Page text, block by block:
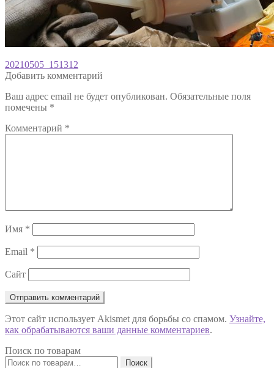
Навигация
по
записям
Предыдущая
запись:
20210505_151312
Добавить комментарий
Ваш адрес email не будет опубликован. Обязательные поля
помечены *
Комментарий *
Имя *
Email *
Сайт
Этот сайт использует Akismet для борьбы со спамом. Узнайте,
как обрабатываются ваши данные комментариев.
Поиск по товарам
Искать:
Поиск